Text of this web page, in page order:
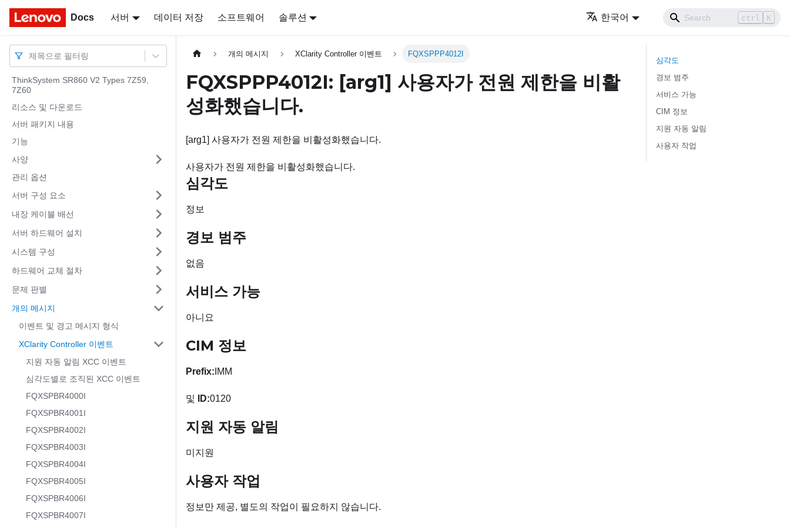
Docs 서버 데이터 저장 소프트웨어 솔루션 한국어 ctrl K
Docs
제목으로 필터링
ThinkSystem SR860 V2 Types 7Z59,
7Z60
리소스 및 다운로드
서버 패키지 내용
기능
사양
관리 옵션
서버 구성 요소
내장 케이블 배선
서버 하드웨어 설치
시스템 구성
하드웨어 교체 절차
문제 판별
개의 메시지
이벤트 및 경고 메시지 형식
XClarity Controller 이벤트
지원 자동 알림 XCC 이벤트
심각도별로 조직된 XCC 이벤트
FQXSPBR4000I
FQXSPBR4001I
FQXSPBR4002I
FQXSPBR4003I
FQXSPBR4004I
FQXSPBR4005I
FQXSPBR4006I
FQXSPBR4007I
개의 메시지 XClarity Controller 이벤트 FQXSPPP4012I
FQXSPPP4012I: [arg1] 사용자가 전원 제한을 비활
성화했습니다.
[arg1] 사용자가 전원 제한을 비활성화했습니다.
사용자가 전원 제한을 비활성화했습니다.
심각도
정보
경보 범주
없음
서비스 가능
아니요
CIM 정보
Prefix: IMM
및 ID:0120
지원 자동 알림
미지원
사용자 작업
정보만 제공, 별도의 작업이 필요하지 않습니다.
심각도
경보 범주
서비스 가능
CIM 정보
지원 자동 알림
사용자 작업